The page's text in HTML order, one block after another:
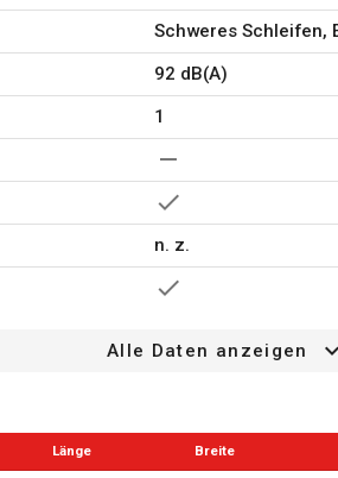
Schweres Schleifen,
92 dB(A)
1
n. z.
Alle Daten anzeigen
Länge Breite